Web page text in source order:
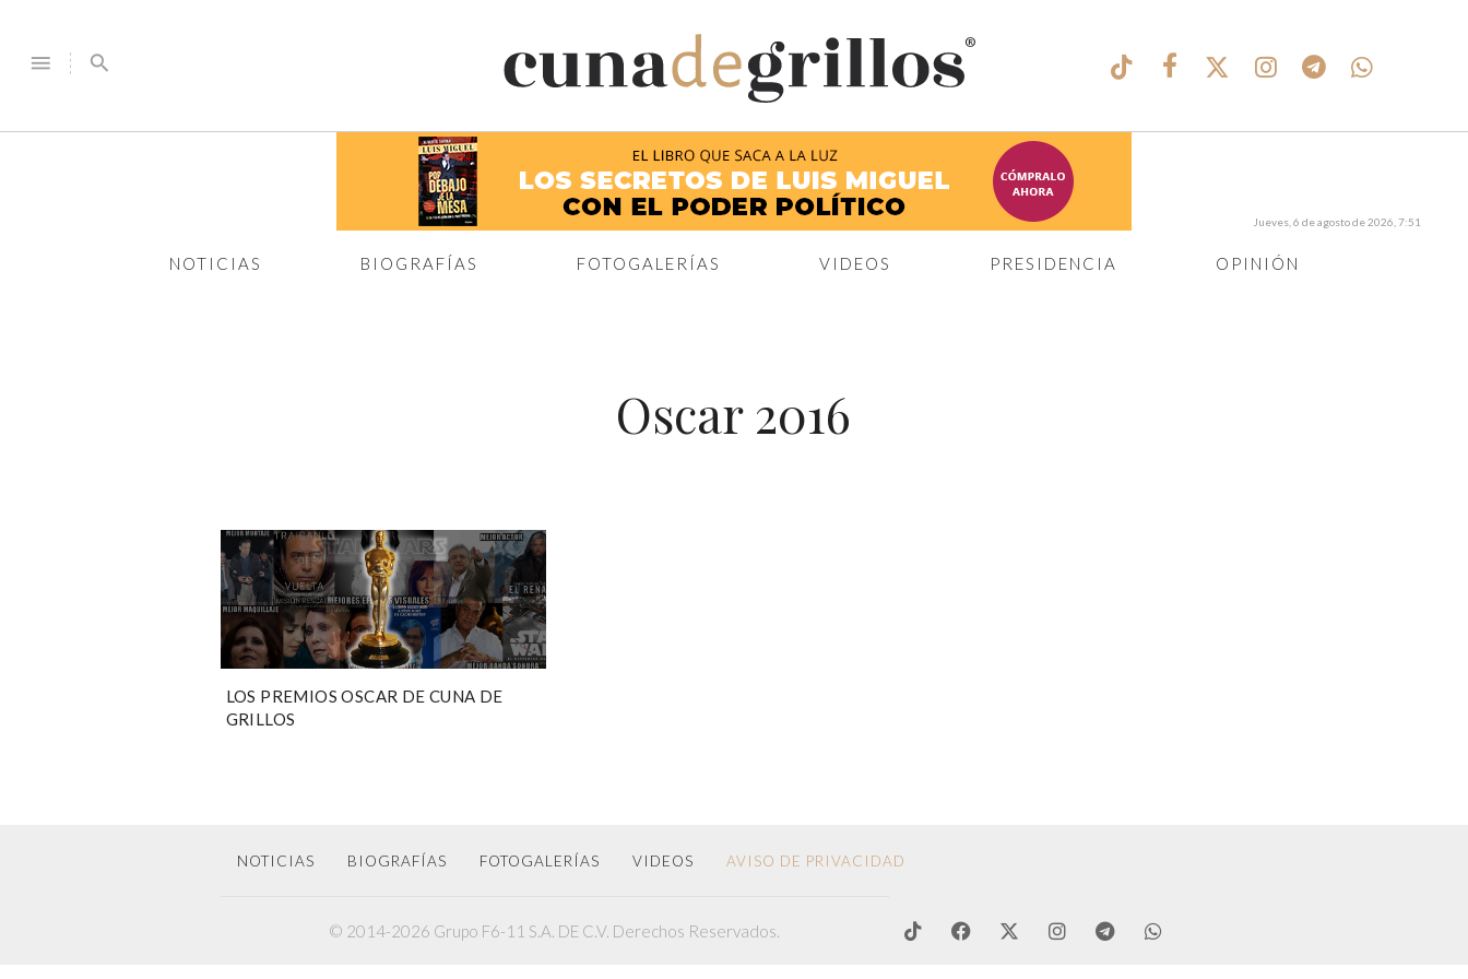
menu search
®
NOTICIAS BIOGRAFÍAS FOTOGALERÍAS VIDEOS PRESIDENCIA OPINIÓN
Jueves, 6 de agosto de 2026, 7:51
Oscar 2016
LOS PREMIOS OSCAR DE CUNA DE
GRILLOS
NOTICIAS BIOGRAFÍAS FOTOGALERÍAS VIDEOS AVISO DE PRIVACIDAD
© 2014-2026 Grupo F6-11 S.A. DE C.V. Derechos Reservados.